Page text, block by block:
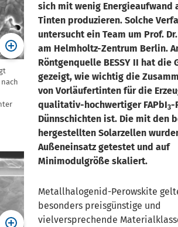
sich mit wenig Energieaufwand
Tinten produzieren. Solche
untersucht ein Team um Prof.
am Helmholtz-Zentrum Berlin.
Röntgenquelle BESSY II hat die
gezeigt, wie wichtig die
von Vorläufertinten für die
qualitativ-hochwertiger FAPbI3-
Dünnschichten ist. Die mit den
hergestellten Solarzellen
Außeneinsatz getestet und auf
Minimodulgröße skaliert.
Metallhalogenid-Perowskite
besonders preisgünstige und
vielversprechende